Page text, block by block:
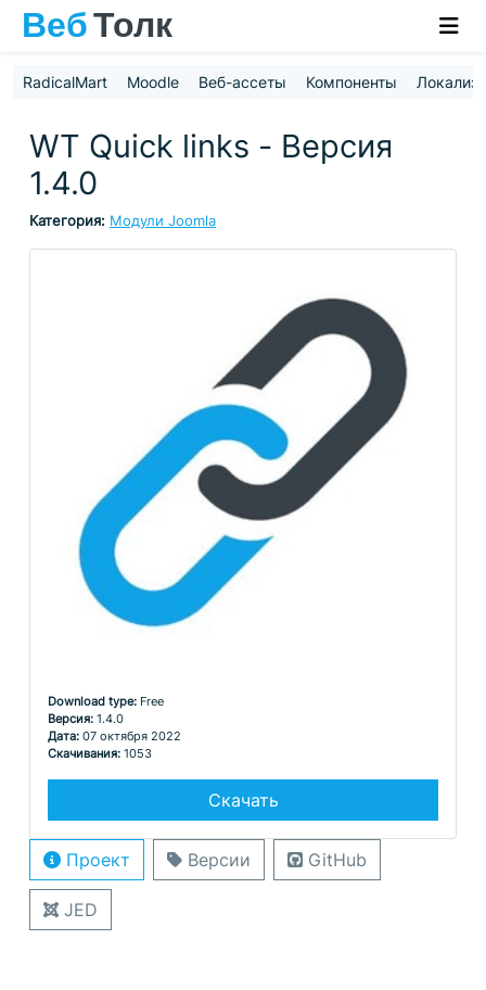
RadicalMart Moodle Веб-ассеты Компоненты
WT Quick links - Версия
1.4.0
Категория: Модули Joomla
Download type: Free
Версия: 1.4.0
Дата: 07 октября 2022
Скачивания: 1053
Скачать
Проект Версии GitHub
JED